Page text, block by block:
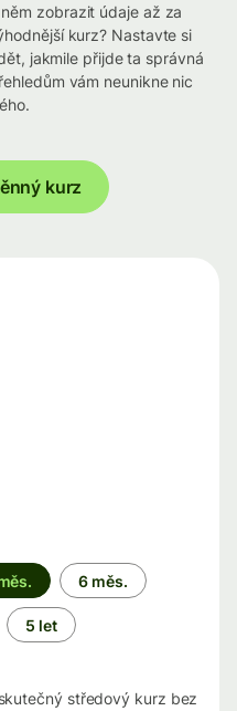
zobrazit údaje až za
kurz? Nastavte si
jakmile přijde ta správná
vám neunikne nic
kurz
6 měs.
5 let
středový kurz bez